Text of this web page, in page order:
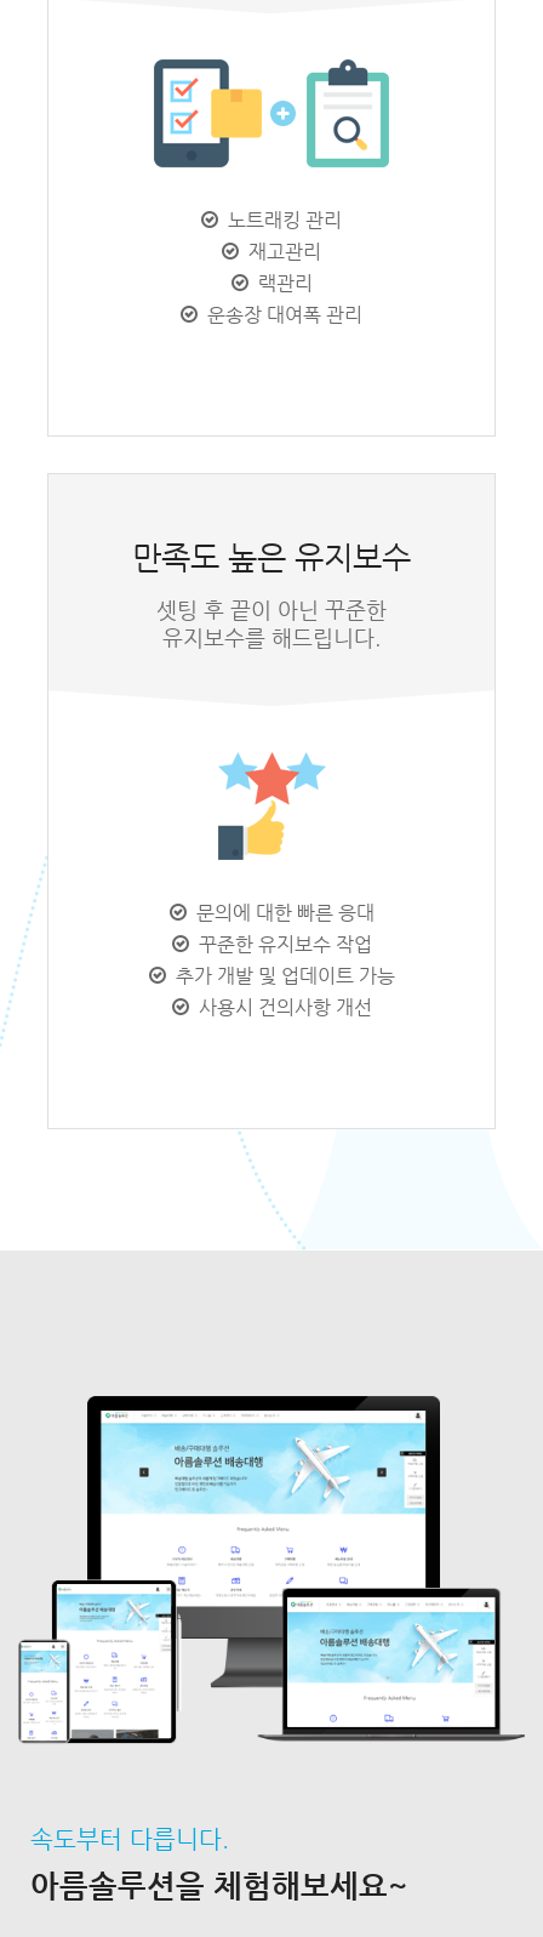
노트래킹 관리
재고관리
랙관리
운송장 대여폭 관리
만족도 높은 유지보수
셋팅 후 끝이 아닌 꾸준한
유지보수를 해드립니다.
문의에 대한 빠른 응대
꾸준한 유지보수 작업
추가 개발 및 업데이트 가능
사용시 건의사항 개선
속도부터 다릅니다.
아름솔루션을 체험해보세요~